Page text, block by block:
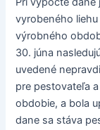
vyrobeného
výrobného
30. júna
uvedené
pre pestovateľa
obdobie, a bola
dane sa stáva